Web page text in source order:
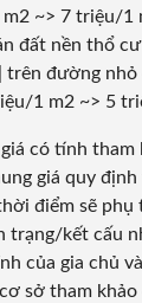
~> 7 triệu/1
đất nền thổ
trên đường nhỏ
1 m2 ~> 5
giá có tính
giá quy
điểm sẽ phụ
trạng/kết cấu
của gia chủ
sở tham